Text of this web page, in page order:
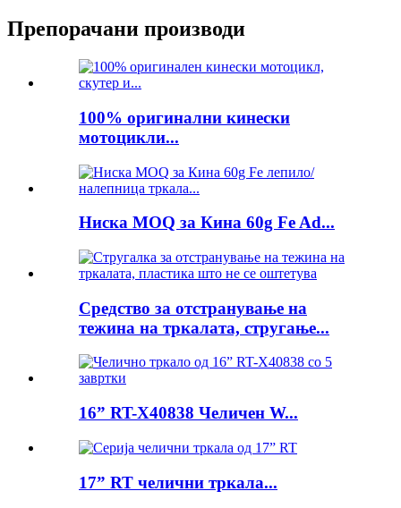
Препорачани производи
100% оригинални кинески
мотоцикли...
Ниска MOQ за Кина 60g Fe Ad...
Средство за отстранување на
тежина на тркалата, стругање...
16” RT-X40838 Челичен W...
17” RT челични тркала...